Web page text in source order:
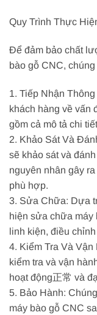
Quy Trình Thực
Để đảm bảo chất
bào gỗ CNC,
1. Tiếp Nhận
khách hàng về vấn
gồm cả mô tả chi
2. Khảo Sát Và
sẽ khảo sát và
nguyên nhân gây
phù hợp.
3. Sửa Chữa: Dựa
hiện sửa chữa máy
linh kiện, điều
4. Kiểm Tra Và
kiểm tra và vận
hoạt động正常 và
5. Bảo Hành:
máy bào gỗ CNC